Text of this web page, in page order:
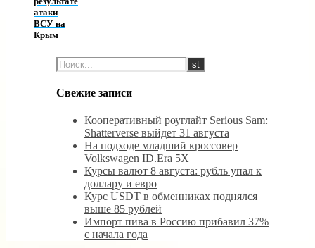
атаки
ВСУ на
Крым
Свежие записи
Кооперативный роуглайт Serious Sam:
Shatterverse выйдет 31 августа
На подходе младший кроссовер
Volkswagen ID.Era 5X
Курсы валют 8 августа: рубль упал к
доллару и евро
Курс USDT в обменниках поднялся
выше 85 рублей
Импорт пива в Россию прибавил 37%
с начала года